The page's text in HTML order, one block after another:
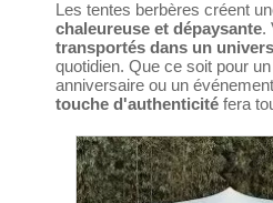
Les tentes berbères créent
chaleureuse et dépaysante.
transportés dans un
quotidien. Que ce soit pour
anniversaire ou un
touche d'authenticité fera